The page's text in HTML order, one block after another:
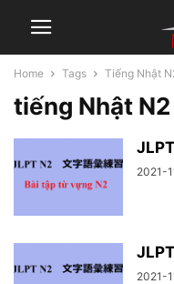
Home Tags Tiếng Nhật
tiếng Nhật N2
2021-
2021-